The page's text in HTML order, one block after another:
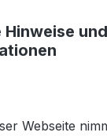
Hinweise und
Webseite